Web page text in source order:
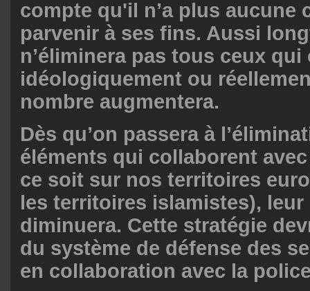
compte qu'il n’a plus aucune
parvenir à ses fins. Aussi
n’éliminera pas tous ceux
idéologiquement ou
nombre augmentera.
Dès qu’on passera à
éléments qui collaborent avec
ce soit sur nos territoires
les territoires islamistes), leur
diminuera. Cette stratégie
du système de défense des
en collaboration avec la